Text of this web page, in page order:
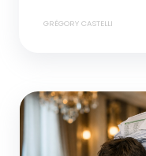
GRÉGORY CASTELLI